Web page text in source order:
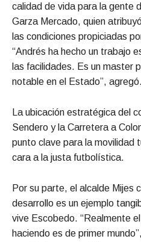
calidad de vida para la gente
Garza Mercado, quien
las condiciones propiciadas
“Andrés ha hecho un trabajo
las facilidades. Es un master
notable en el Estado”, agregó.
La ubicación estratégica del
Sendero y la Carretera a
punto clave para la movilidad
cara a la justa futbolística.
Por su parte, el alcalde Mijes
desarrollo es un ejemplo
vive Escobedo. “Realmente
haciendo es de primer